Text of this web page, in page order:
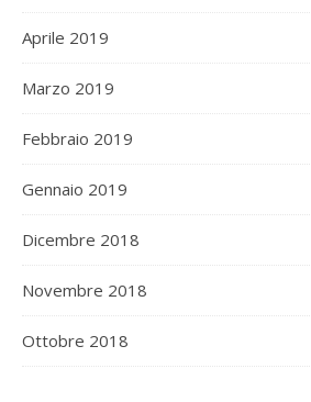
Aprile 2019
Marzo 2019
Febbraio 2019
Gennaio 2019
Dicembre 2018
Novembre 2018
Ottobre 2018